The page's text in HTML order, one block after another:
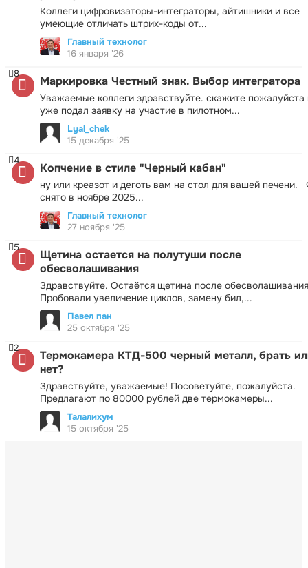
Коллеги цифровизаторы-интеграторы, айтишники и все
умеющие отличать штрих-коды от...
Главный технолог
16 января '26
Маркировка Честный знак. Выбор интегратора
Уважаемые коллеги здравствуйте. скажите пожалуйста
уже подал заявку на участие в пилотном...
8
Lyal_chek
15 декабря '25
Копчение в стиле "Черный кабан"
ну или креазот и деготь вам на стол для вашей печени.
снято в ноябре 2025...
4
Главный технолог
27 ноября '25
Щетина остается на полутуши после
обесволашивания
Здравствуйте. Остаётся щетина после
Пробовали увеличение циклов, замену бил,...
5
Павел пан
25 октября '25
Термокамера КТД-500 черный металл, брать
нет?
Здравствуйте, уважаемые! Посоветуйте, пожалуйста.
Предлагают по 80000 рублей две термокамеры...
2
Талалихум
15 октября '25